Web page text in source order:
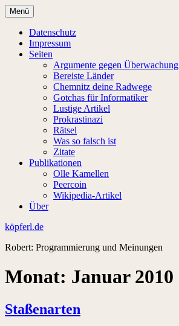
Zum
Inhalt
springen
Menü
Datenschutz
Impressum
Seiten
Argumente gegen Überwachung
Bereiste Länder
Chemnitz deine Radwege
Gotchas für Informatiker
Lustige Artikel
Prokrastinazi
Rätsel
Was so falsch ist
Zitate
Publikationen
Olle Kamellen
Peercoin
Wikipedia-Artikel
Über
köpferl.de
Robert: Programmierung und Meinungen
Monat: Januar 2010
Staßenarten